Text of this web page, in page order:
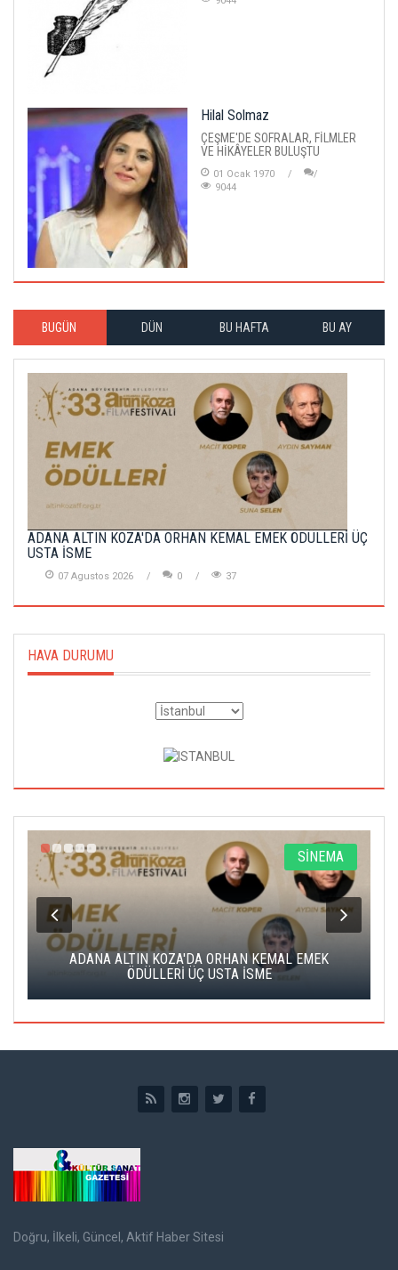
Hilal Solmaz
ÇEŞME'DE SOFRALAR, FİLMLER
VE HİKÂYELER BULUŞTU
01 Ocak 1970
9044
BUGÜN DÜN BU HAFTA BU AY
ADANA ALTIN KOZA'DA ORHAN KEMAL EMEK ÖDÜLLERİ ÜÇ
USTA İSME
07 Agustos 2026 0 37
HAVA DURUMU
SİNEMA
ADANA ALTIN KOZA'DA ORHAN KEMAL EMEK
ÖDÜLLERİ ÜÇ USTA İSME
Doğru, İlkeli, Güncel, Aktif Haber Sitesi